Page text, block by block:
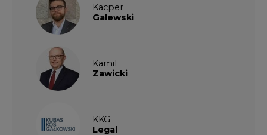
Kacper
Galewski
Kamil
Zawicki
KKG
Legal